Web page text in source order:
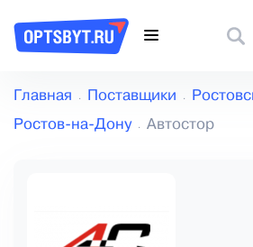
Главная Поставщики
Ростов-на-Дону Автостор